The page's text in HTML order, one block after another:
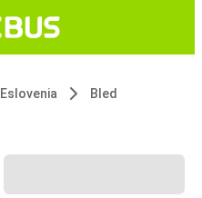
Eslovenia Bled